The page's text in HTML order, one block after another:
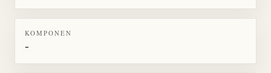
KOMPONEN
-